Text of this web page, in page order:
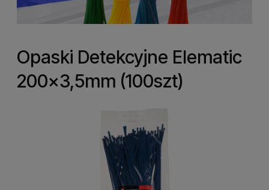
Opaski Detekcyjne Elematic
200x3,5mm (100szt)